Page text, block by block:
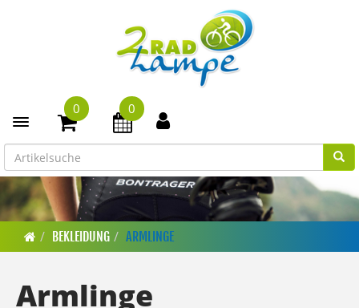
Toggle navigation
0 0
BEKLEIDUNG ARMLINGE
Armlinge